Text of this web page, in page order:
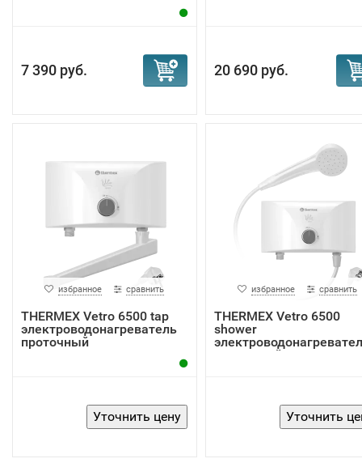
7 390 руб. 20 690 руб.
избранное сравнить
THERMEX Vetro 6500 tap
электроводонагреватель
проточный
избранное сравнить
THERMEX Vetro 6500
shower
проточный